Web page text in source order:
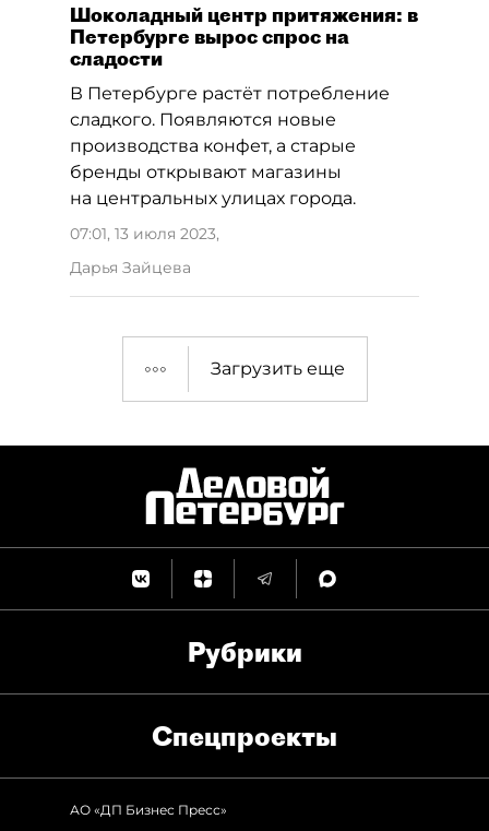
Шоколадный центр притяжения: в
Петербурге вырос спрос на
сладости
В Петербурге растёт потребление
сладкого. Появляются новые
производства конфет, а старые
бренды открывают магазины
на центральных улицах города.
07:01, 13 июля 2023,
Дарья Зайцева
Загрузить еще
Рубрики
Спец­проекты
АО «ДП Бизнес Пресс»